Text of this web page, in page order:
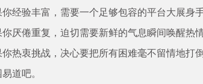
你经验丰富，需要一个足够包容的平台大展身手
你厌倦重复，迫切需要新鲜的气息瞬间唤醒热情
你热衷挑战，决心要把所有困难毫不留情地打倒
道吧。